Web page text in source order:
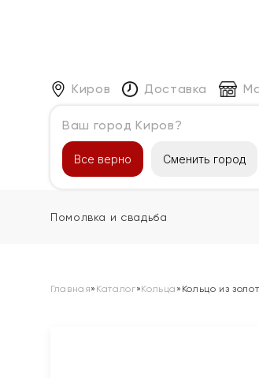
Киров
Ваш город Киров?
Все верно Сменить город
Доставка
Каталог
Помолвка и свадьба
Главная» Каталог»Кольца » Кольцо из